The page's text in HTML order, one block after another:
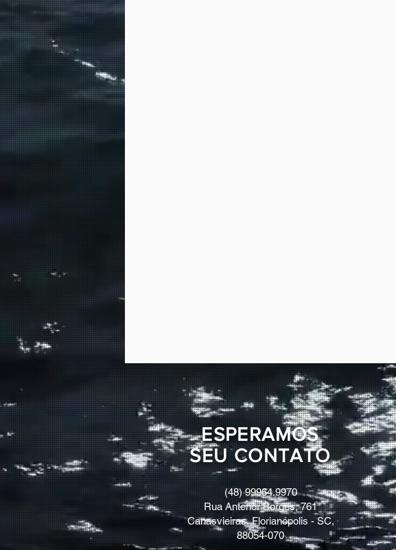
ESPERAMOS
SEU CONTATO
(48) 99964.9970
Rua Antenor Borges, 761
Canasvieiras, Florianópolis - SC,
88054-070